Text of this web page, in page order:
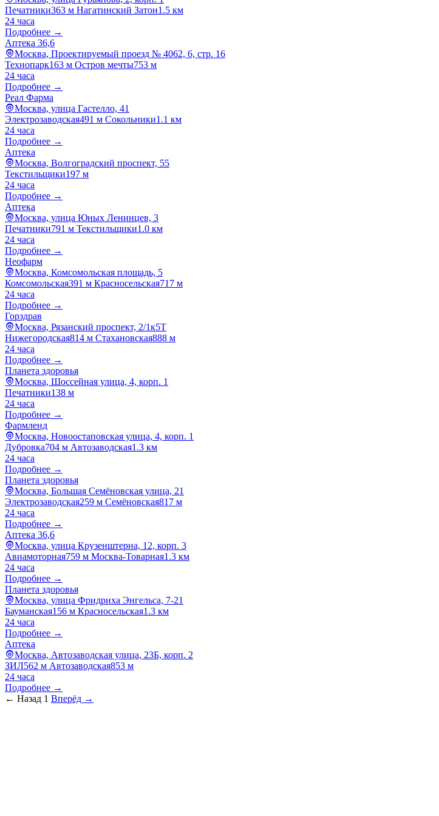
Печатники363 м Нагатинский Затон1.5 км
24 часа
Подробнее →
Аптека 36,6
Москва, Проектируемый проезд № 4062, 6, стр. 16
Технопарк163 м Остров мечты753 м
24 часа
Подробнее →
Реал Фарма
Москва, улица Гастелло, 41
Электрозаводская491 м Сокольники1.1 км
24 часа
Подробнее →
Аптека
Москва, Волгоградский проспект, 55
Текстильщики197 м
24 часа
Подробнее →
Аптека
Москва, улица Юных Ленинцев, 3
Печатники791 м Текстильщики1.0 км
24 часа
Подробнее →
Неофарм
Москва, Комсомольская площадь, 5
Комсомольская391 м Красносельская717 м
24 часа
Подробнее →
Горздрав
Москва, Рязанский проспект, 2/1к5Т
Нижегородская814 м Стахановская888 м
24 часа
Подробнее →
Планета здоровья
Москва, Шоссейная улица, 4, корп. 1
Печатники138 м
24 часа
Подробнее →
Фармленд
Москва, Новоостаповская улица, 4, корп. 1
Дубровка704 м Автозаводская1.3 км
24 часа
Подробнее →
Планета здоровья
Москва, Большая Семёновская улица, 21
Электрозаводская259 м Семёновская817 м
24 часа
Подробнее →
Аптека 36,6
Москва, улица Крузенштерна, 12, корп. 3
Авиамоторная759 м Москва-Товарная1.3 км
24 часа
Подробнее →
Планета здоровья
Москва, улица Фридриха Энгельса, 7-21
Бауманская156 м Красносельская1.3 км
24 часа
Подробнее →
Аптека
Москва, Автозаводская улица, 23Б, корп. 2
ЗИЛ562 м Автозаводская853 м
24 часа
Подробнее →
← Назад 1 Вперёд →